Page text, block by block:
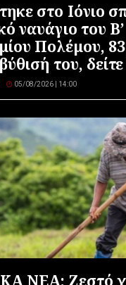
στο Ιόνιο
ναυάγιο του Β’
Πολέμου,
του,
05/08/2026 | 14:00
ΝΕΑ: Ζεστό